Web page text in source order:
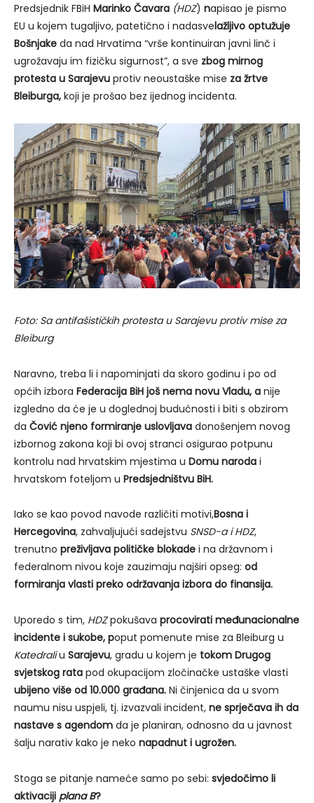
Predsjednik FBiH Marinko Čavara (HDZ) napisao je pismo
EU u kojem tugaljivo, patetično i nadasvelažljivo optužuje
Bošnjake da nad Hrvatima “vrše kontinuiran javni linč i
ugrožavaju im fizičku sigurnost”, a sve zbog mirnog
protesta u Sarajevu protiv neoustaške mise za žrtve
Bleiburga, koji je prošao bez ijednog incidenta.
Foto: Sa antifašističkih protesta u Sarajevu protiv mise za
Bleiburg
Naravno, treba li i napominjati da skoro godinu i po od
općih izbora Federacija BiH još nema novu Vladu, a nije
izgledno da će je u doglednoj budućnosti i biti s obzirom
da Čović njeno formiranje uslovljava donošenjem novog
izbornog zakona koji bi ovoj stranci osigurao potpunu
kontrolu nad hrvatskim mjestima u Domu naroda i
hrvatskom foteljom u Predsjedništvu BiH.
Iako se kao povod navode različiti motivi,Bosna i
Hercegovina, zahvaljujući sadejstvu SNSD-a i HDZ,
trenutno preživljava političke blokade i na državnom i
federalnom nivou koje zauzimaju najširi opseg: od
formiranja vlasti preko održavanja izbora do finansija.
Uporedo s tim, HDZpokušava procovirati međunacionalne
incidente i sukobe, poput pomenute mise za Bleiburg u
Katedraliu Sarajevu, gradu u kojem je tokom Drugog
svjetskog rata pod okupacijom zločinačke ustaške vlasti
ubijeno više od 10.000 građana. Ni činjenica da u svom
naumu nisu uspjeli, tj. izvazvali incident, ne sprječava ih da
nastave s agendom da je planiran, odnosno da u javnost
šalju narativ kako je neko napadnut i ugrožen.
Stoga se pitanje nameće samo po sebi: svjedočimo li
aktivaciji plana B?